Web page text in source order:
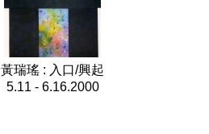
黃瑞瑤 : 入口/興起
5.11 - 6.16.2000